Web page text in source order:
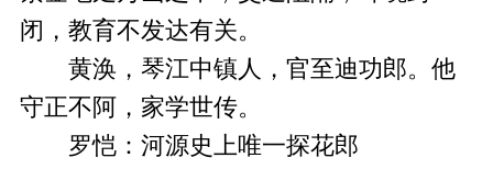
闭，教育不发达有关。
黄涣，琴江中镇人，官至迪功郎。他
守正不阿，家学世传。
罗恺：河源史上唯一探花郎